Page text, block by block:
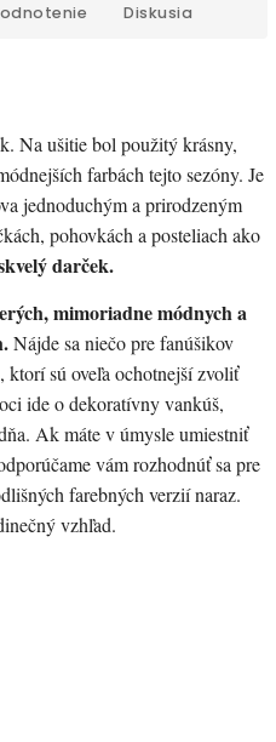
Diskusia
Na ušitie bol použitý krásny,
farbách tejto sezóny. Je
jednoduchým a prirodzeným
pohovkách a posteliach ako
darček.
mimoriadne módnych a
Nájde sa niečo pre fanúšikov
ktorí sú oveľa ochotnejší zvoliť
ide o dekoratívny vankúš,
Ak máte v úmysle umiestniť
vám rozhodnúť sa pre
farebných verzií naraz.
vzhľad.